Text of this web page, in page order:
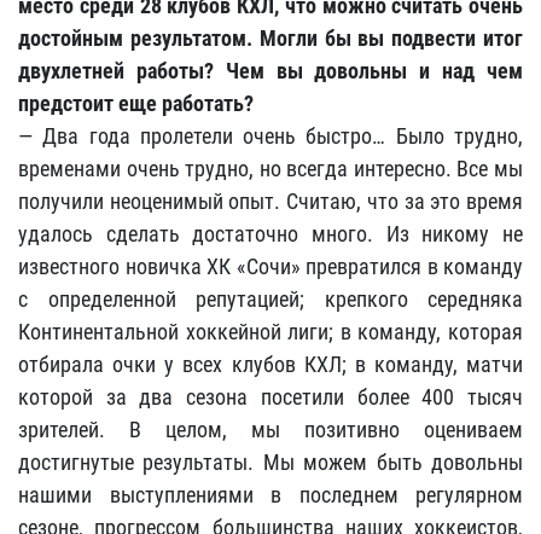
место среди 28 клубов КХЛ, что можно считать очень
достойным результатом. Могли бы вы подвести итог
двухлетней работы? Чем вы довольны и над чем
предстоит еще работать?
— Два года пролетели очень быстро… Было трудно,
временами очень трудно, но всегда интересно. Все мы
получили неоценимый опыт. Считаю, что за это время
удалось сделать достаточно много. Из никому не
известного новичка ХК «Сочи» превратился в команду
с определенной репутацией; крепкого середняка
Континентальной хоккейной лиги; в команду, которая
отбирала очки у всех клубов КХЛ; в команду, матчи
которой за два сезона посетили более 400 тысяч
зрителей. В целом, мы позитивно оцениваем
достигнутые результаты. Мы можем быть довольны
нашими выступлениями в последнем регулярном
сезоне, прогрессом большинства наших хоккеистов,